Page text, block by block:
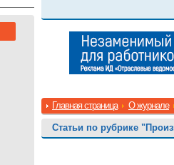
Главная страница О журнале
Статьи по рубрике